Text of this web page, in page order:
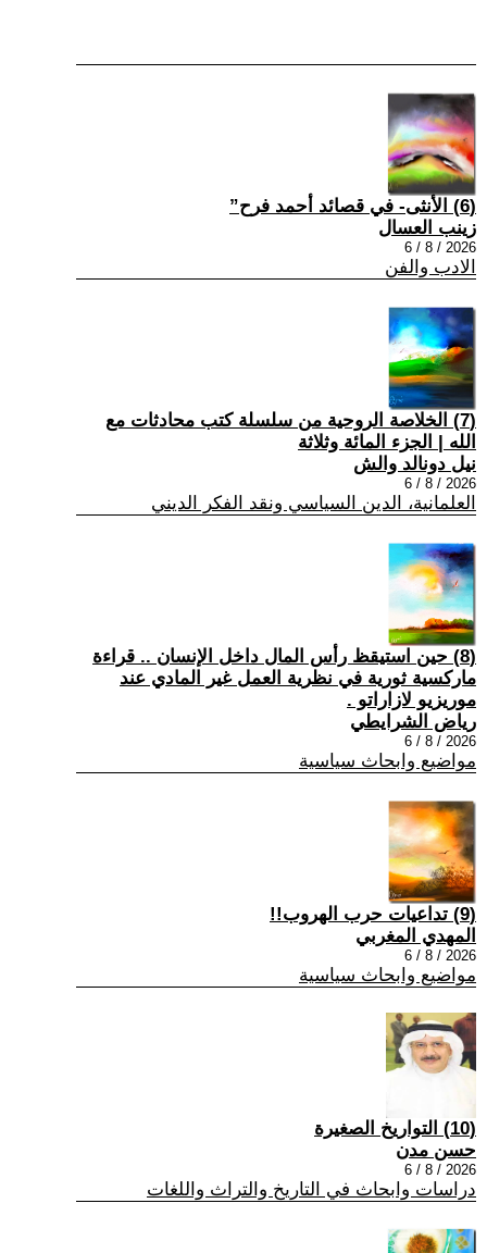
(6) الأنثى- في قصائد أحمد فرح”
زينب العسال
2026 / 8 / 6
الادب والفن
(7) الخلاصة الروحية من سلسلة كتب محادثات مع
الله | الجزء المائة وثلاثة
نيل دونالد والش
2026 / 8 / 6
العلمانية، الدين السياسي ونقد الفكر الديني
(8) حين استيقظ رأس المال داخل الإنسان .. قراءة
ماركسية ثورية في نظرية العمل غير المادي عند
موريزيو لازاراتو .
رياض الشرايطي
2026 / 8 / 6
مواضيع وابحاث سياسية
(9) تداعيات حرب الهروب!!
المهدي المغربي
2026 / 8 / 6
مواضيع وابحاث سياسية
(10) التواريخ الصغيرة
حسن مدن
2026 / 8 / 6
دراسات وابحاث في التاريخ والتراث واللغات